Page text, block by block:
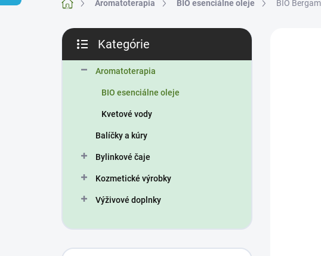
DomovAromatoterapia BIO esenciálne oleje BIO
B
č
kategórie
Kategórie
Aromatoterapia
BIO esenciálne oleje
Kvetové vody
Balíčky a kúry
Bylinkové čaje
Kozmetické výrobky
Výživové doplnky